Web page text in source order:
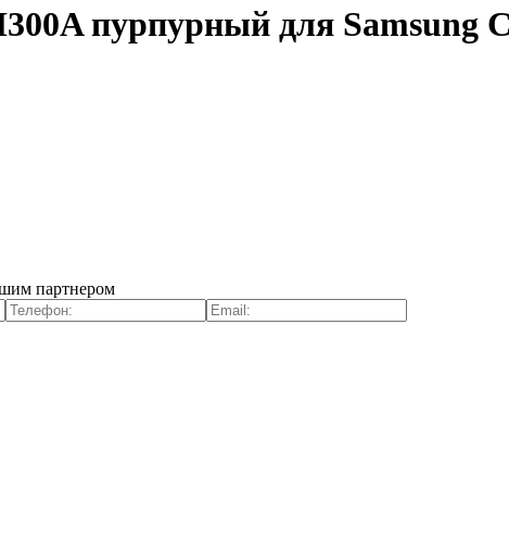
пурпурный для Samsung
партнером